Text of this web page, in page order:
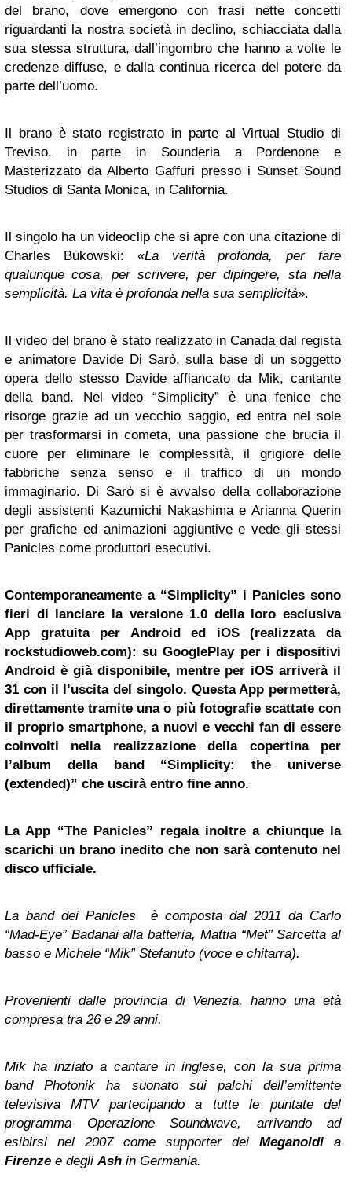
del brano, dove emergono con frasi nette concetti
riguardanti la nostra società in declino, schiacciata dalla
sua stessa struttura, dall’ingombro che hanno a volte le
credenze diffuse, e dalla continua ricerca del potere da
parte dell’uomo.
Il brano è stato registrato in parte al Virtual Studio di
Treviso, in parte in Sounderia a Pordenone e
Masterizzato da Alberto Gaffuri presso i Sunset Sound
Studios di Santa Monica, in California.
Il singolo ha un videoclip che si apre con una citazione di
Charles Bukowski: «La verità profonda, per fare
qualunque cosa, per scrivere, per dipingere, sta nella
semplicità. La vita è profonda nella sua semplicità».
Il video del brano è stato realizzato in Canada dal regista
e animatore Davide Di Sarò, sulla base di un soggetto
opera dello stesso Davide affiancato da Mik, cantante
della band. Nel video “Simplicity” è una fenice che
risorge grazie ad un vecchio saggio, ed entra nel sole
per trasformarsi in cometa, una passione che brucia il
cuore per eliminare le complessità, il grigiore delle
fabbriche senza senso e il traffico di un mondo
immaginario. Di Sarò si è avvalso della collaborazione
degli assistenti Kazumichi Nakashima e Arianna Querin
per grafiche ed animazioni aggiuntive e vede gli stessi
Panicles come produttori esecutivi.
Contemporaneamente a “Simplicity” i Panicles sono
fieri di lanciare la versione 1.0 della loro esclusiva
App gratuita per Android ed iOS (realizzata da
rockstudioweb.com): su GooglePlay per i dispositivi
Android è già disponibile, mentre per iOS arriverà il
31 con il l’uscita del singolo. Questa App permetterà,
direttamente tramite una o più fotografie scattate con
il proprio smartphone, a nuovi e vecchi fan di essere
coinvolti nella realizzazione della copertina per
l’album della band “Simplicity: the universe
(extended)” che uscirà entro fine anno.
La App “The Panicles” regala inoltre a chiunque la
scarichi un brano inedito che non sarà contenuto nel
disco ufficiale.
La band dei Panicles è composta dal 2011 da Carlo
“Mad-Eye” Badanai alla batteria, Mattia “Met” Sarcetta al
basso e Michele “Mik” Stefanuto (voce e chitarra).
Provenienti dalle provincia di Venezia, hanno una età
compresa tra 26 e 29 anni.
Mik ha inziato a cantare in inglese, con la sua prima
band Photonik ha suonato sui palchi dell’emittente
televisiva MTV partecipando a tutte le puntate del
programma Operazione Soundwave, arrivando ad
esibirsi nel 2007 come supporter dei Meganoidi a
Firenze e degliAsh in Germania.